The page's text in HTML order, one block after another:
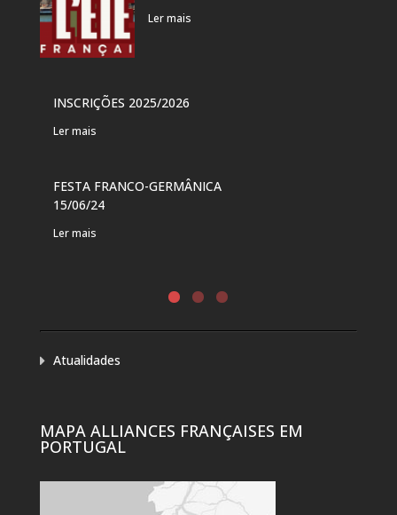
Ler mais
INSCRIÇÕES 2025/2026
Ler mais
FESTA FRANCO-GERMÂNICA
15/06/24
Ler mais
Atualidades
MAPA ALLIANCES FRANÇAISES EM
PORTUGAL